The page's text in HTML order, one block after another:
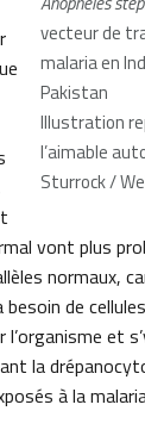
vecteur de
malaria en
Pakistan
Illustration
l’aimable
Sturrock /
vont plus
normaux,
besoin de
et
la
à la